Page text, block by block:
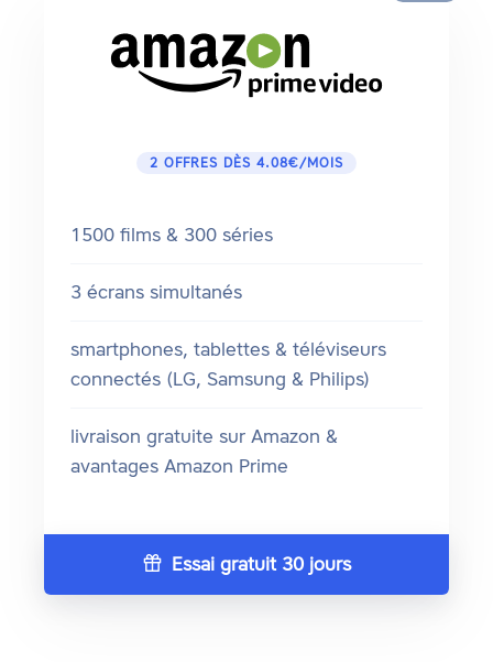
2 OFFRES DÈS 4.08€/MOIS
1500 films & 300 séries
3 écrans simultanés
smartphones, tablettes & téléviseurs
connectés (LG, Samsung & Philips)
livraison gratuite sur Amazon &
avantages Amazon Prime
Essai gratuit 30 jours